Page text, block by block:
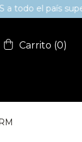
superando los
Carrito (0)